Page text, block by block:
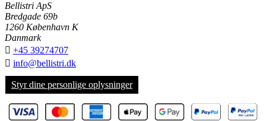
Bellistri ApS
Bredgade 69b
1260 København K
Danmark
 +45 39274707
 info@bellistri.dk
Styr dine personlige oplysninger